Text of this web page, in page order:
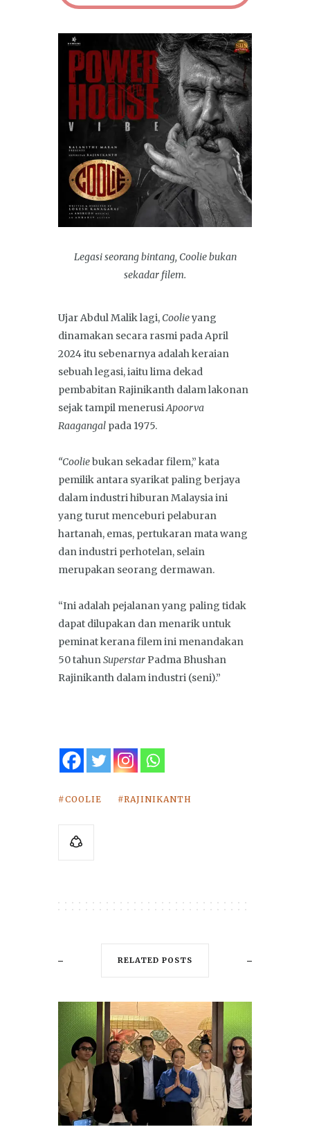
Legasi seorang bintang, Coolie bukan
sekadar filem.
Ujar Abdul Malik lagi,Coolieyang
dinamakan secara rasmi pada April
2024 itu sebenarnya adalah keraian
sebuah legasi, iaitu lima dekad
pembabitan Rajinikanth dalam lakonan
sejak tampil menerusiApoorva
Raagangal pada 1975.
“Cooliebukan sekadar filem,” kata
pemilik antara syarikat paling berjaya
dalam industri hiburan Malaysia ini
yang turut menceburi pelaburan
hartanah, emas, pertukaran mata wang
dan industri perhotelan, selain
merupakan seorang dermawan.
“Ini adalah pejalanan yang paling tidak
dapat dilupakan dan menarik untuk
peminat kerana filem ini menandakan
50 tahunSuperstarPadma Bhushan
Rajinikanth dalam industri (seni).”
COOLIE RAJINIKANTH
RELATED POSTS